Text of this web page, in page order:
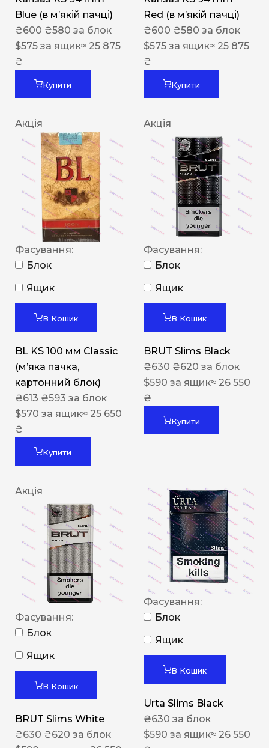
Blue (в мʼякій пачці)
₴600 ₴580 за блок
$575 за ящик≈ 25 875
₴
Купити
Red (в мʼякій пачці)
₴600 ₴580 за блок
$575 за ящик≈ 25 875
₴
Купити
Акція
Фасування:
Блок
Ящик
В Кошик
BL KS 100 мм Classic
(м’яка пачка,
картонний блок)
₴613 ₴593 за блок
$570 за ящик≈ 25 650
₴
Купити
Акція
Фасування:
Блок
Ящик
В Кошик
BRUT Slims Black
₴630 ₴620 за блок
$590 за ящик≈ 26 550
₴
Купити
Акція
Фасування:
Блок
Ящик
В Кошик
BRUT Slims White
₴630 ₴620 за блок
Фасування:
Блок
Ящик
В Кошик
Urta Slims Black
₴630 за блок
$590 за ящик≈ 26 550